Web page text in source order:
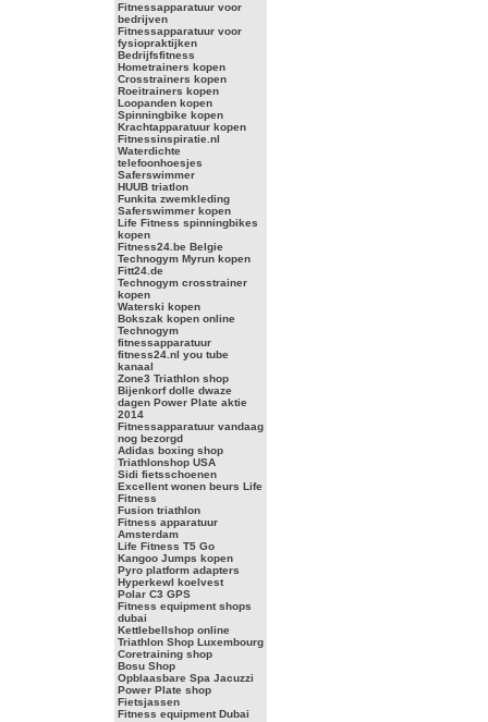
Fitnessapparatuur voor
bedrijven
Fitnessapparatuur voor
fysiopraktijken
Bedrijfsfitness
Hometrainers kopen
Crosstrainers kopen
Roeitrainers kopen
Loopanden kopen
Spinningbike kopen
Krachtapparatuur kopen
Fitnessinspiratie.nl
Waterdichte
telefoonhoesjes
Saferswimmer
HUUB triatlon
Funkita zwemkleding
Saferswimmer kopen
Life Fitness spinningbikes
kopen
Fitness24.be Belgie
Technogym Myrun kopen
Fitt24.de
Technogym crosstrainer
kopen
Waterski kopen
Bokszak kopen online
Technogym
fitnessapparatuur
fitness24.nl you tube
kanaal
Zone3 Triathlon shop
Bijenkorf dolle dwaze
dagen Power Plate aktie
2014
Fitnessapparatuur vandaag
nog bezorgd
Adidas boxing shop
Triathlonshop USA
Sidi fietsschoenen
Excellent wonen beurs Life
Fitness
Fusion triathlon
Fitness apparatuur
Amsterdam
Life Fitness T5 Go
Kangoo Jumps kopen
Pyro platform adapters
Hyperkewl koelvest
Polar C3 GPS
Fitness equipment shops
dubai
Kettlebellshop online
Triathlon Shop Luxembourg
Coretraining shop
Bosu Shop
Opblaasbare Spa Jacuzzi
Power Plate shop
Fietsjassen
Fitness equipment Dubai